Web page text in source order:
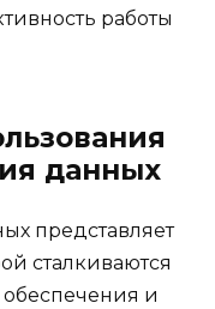
работы
данных
представляет
сталкиваются
и